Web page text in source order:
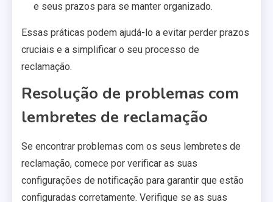
e seus prazos para se manter organizado.
Essas práticas podem ajudá-lo a evitar perder prazos
cruciais e a simplificar o seu processo de
reclamação.
Resolução de problemas com
lembretes de reclamação
Se encontrar problemas com os seus lembretes de
reclamação, comece por verificar as suas
configurações de notificação para garantir que estão
configuradas corretamente. Verifique se as suas